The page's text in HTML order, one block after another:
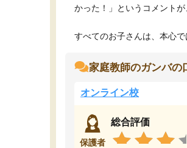
かった！」というコメント
すべてのお子さんは、本心
家庭教師のガンバの
オンライン校
保護者
総合評価